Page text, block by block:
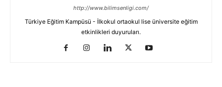
http://www.bilimsenligi.com/
Türkiye Eğitim Kampüsü - İlkokul ortaokul lise üniversite eğitim
etkinlikleri duyuruları.